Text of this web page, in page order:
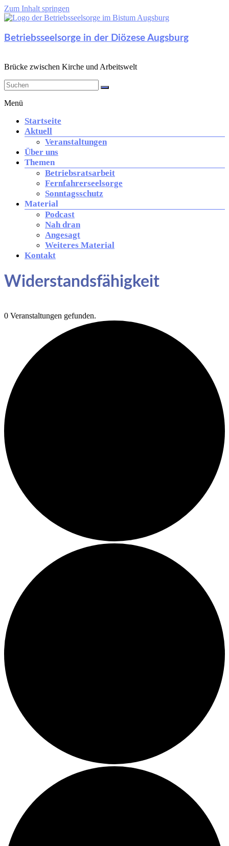
Zum Inhalt springen
Betriebsseelsorge in der Diözese Augsburg
Brücke zwischen Kirche und Arbeitswelt
Menü
Startseite
Aktuell
Veranstaltungen
Über uns
Themen
Betriebsratsarbeit
Fernfahrerseelsorge
Sonntagsschutz
Material
Podcast
Nah dran
Angesagt
Weiteres Material
Kontakt
Widerstandsfähigkeit
0 Veranstaltungen gefunden.